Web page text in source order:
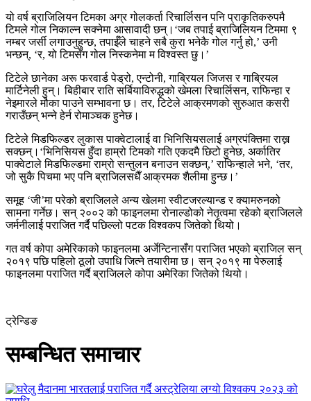
यो वर्ष ब्राजिलियन टिमका अग्र गोलकर्ता रिचार्लिसन पनि प्राकृतिकरुपमै
टिमले गोल निकाल्न सक्नेमा आसावादी छन्।‘जब तपाई ब्राजिलियन टिममा ९
नम्बर जर्सी लगाउनुहुन्छ, तपाईँले चाहने सबै कुरा भनेकै गोल गर्नु हो,’ उनी
भन्छन्, ‘र, यो टिमसँग गोल निस्कनेमा म विश्वस्त छु।’
टिटेले छानेका अरू फरवार्ड पेड्रो, एन्टोनी, गाब्रियल जिजस र गाब्रियल
मार्टिनेली हुन्। बिहीबार राति सर्बियाविरुद्धको खेमला रिचार्लिसन, राफिन्हा र
नेइमारले मौका पाउने सम्भावना छ। तर, टिटेले आक्रमणको सुरुआत कसरी
गराउँछन् भन्ने हेर्न रोमाञ्चक हुनेछ।
टिटेले मिडफिल्डर लुकास पाक्वेटालाई वा भिनिसियसलाई अग्रपंक्तिमा राख्न
सक्छन्।‘भिनिसियस हुँदा हाम्रो टिमको गति एकदमै छिटो हुनेछ, अर्कातिर
पाक्वेटाले मिडफिल्डमा राम्रो सन्तुलन बनाउन सक्छन्,’ राफिन्हाले भने, ‘तर,
जो सुकै पिचमा भए पनि ब्राजिलसधैँ आक्रमक शैलीमा हुन्छ।’
समूह ‘जी’मा परेको ब्राजिलले अन्य खेलमा स्वीटजरल्यान्ड र क्यामरुनको
सामना गर्नेछ। सन् २००२ को फाइनलमा रोनाल्डोको नेतृत्वमा रहेको ब्राजिलले
जर्मनीलाई पराजित गर्दै पछिल्लो पटक विश्वकप जितेको थियो।
गत वर्ष कोपा अमेरिकाको फाइनलमा अर्जेन्टिनासँग पराजित भएको ब्राजिल सन्
२०१९ पछि पहिलो ठूलो उपाधि जित्ने तयारीमा छ। सन् २०१९ मा पेरुलाई
फाइनलमा पराजित गर्दै ब्राजिलले कोपा अमेरिका जितेको थियो।
ट्रेन्डिङ
सम्बन्धित समाचार